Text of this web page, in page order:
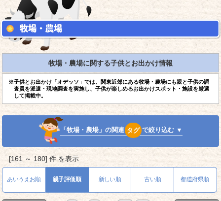
牧場・農場に関する子供とお出かけ情報
※子供とお出かけ「オデッソ」では、関東近郊にある牧場・農場にも親と子供の調
査員を派遣・現地調査を実施し、子供が楽しめるお出かけスポット・施設を厳選
して掲載中。
「牧場・農場」の関連 タグ で絞り込む ▼
[161 ～ 180] 件 を表示
あいうえお順 親子評価順 新しい順 古い順 都道府県順